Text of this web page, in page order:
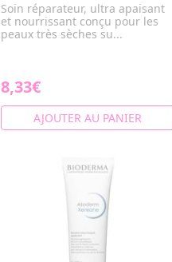
Soin réparateur, ultra apaisant
et nourrissant conçu pour les
peaux très sèches su...
8,33€
AJOUTER AU PANIER